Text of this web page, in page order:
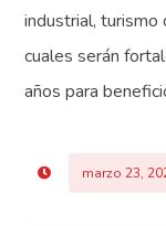
industrial,
cuales serán
años para
marzo 23,